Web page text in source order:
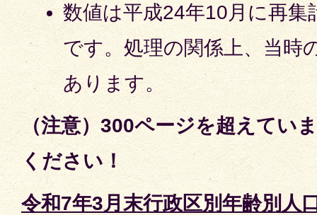
数値は平成24年10月に再
です。処理の関係上、当時
あります。
（注意）300ページを超えてい
ください！
令和7年3月末行政区別年齢別人